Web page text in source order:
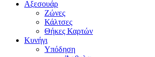
Αξεσουάρ
Ζώνες
Κάλτσες
Θήκες Καρτών
Κυνήγι
Υπόδηση